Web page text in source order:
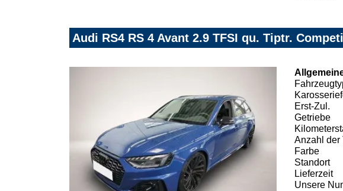
Audi RS4 RS 4 Avant 2.9 TFSI qu. Tiptr.
Erst-Zul.
Getriebe
Anzahl der
Farbe
Standort
Lieferzeit
Unsere